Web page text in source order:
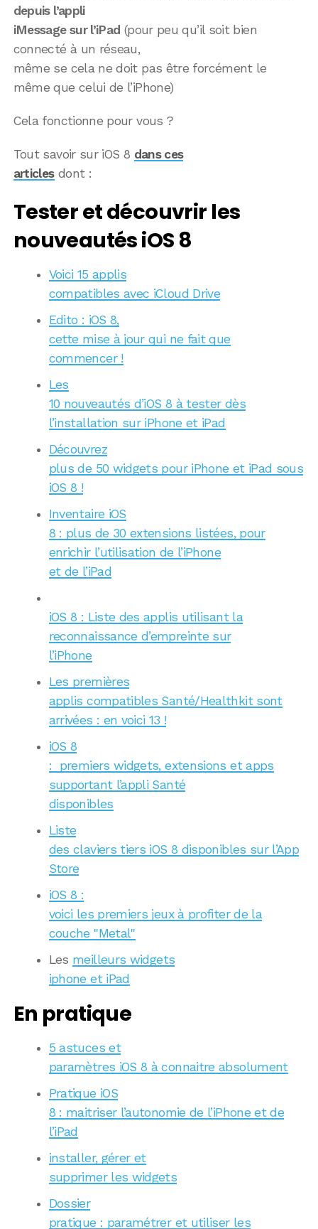
depuis l’appli
iMessage sur l’iPad (pour peu qu’il soit bien
connecté à un réseau,
même se cela ne doit pas être forcément le
même que celui de l’iPhone)
Cela fonctionne pour vous ?
Tout savoir sur iOS 8 dans ces
articlesdont :
Tester et découvrir les
nouveautés iOS 8
Voici 15 applis
compatibles avec iCloud Drive
Edito : iOS 8,
cette mise à jour qui ne fait que
commencer !
Les
10 nouveautés d’iOS 8 à tester dès
l’installation sur iPhone et iPad
Découvrez
plus de 50 widgets pour iPhone et iPad sous
iOS 8 !
Inventaire iOS
8 : plus de 30 extensions listées, pour
enrichir l’utilisation de l’iPhone
et de l’iPad
iOS 8 : Liste des applis utilisant la
reconnaissance d’empreinte sur
l’iPhone
Les premières
applis compatibles Santé/Healthkit sont
arrivées : en voici 13 !
iOS 8
: premiers widgets, extensions et apps
supportant l’appli Santé
disponibles
Liste
des claviers tiers iOS 8 disponibles sur l’App
Store
iOS 8 :
voici les premiers jeux à profiter de la
couche "Metal"
Les meilleurs widgets
iphone et iPad
En pratique
5 astuces et
paramètres iOS 8 à connaitre absolument
Pratique iOS
8 : maitriser l’autonomie de l’iPhone et de
l’iPad
installer, gérer et
supprimer les widgets
Dossier
pratique : paramétrer et utiliser les